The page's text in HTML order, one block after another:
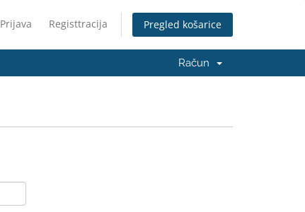
Prijava Registtracija Pregled košarice
Račun